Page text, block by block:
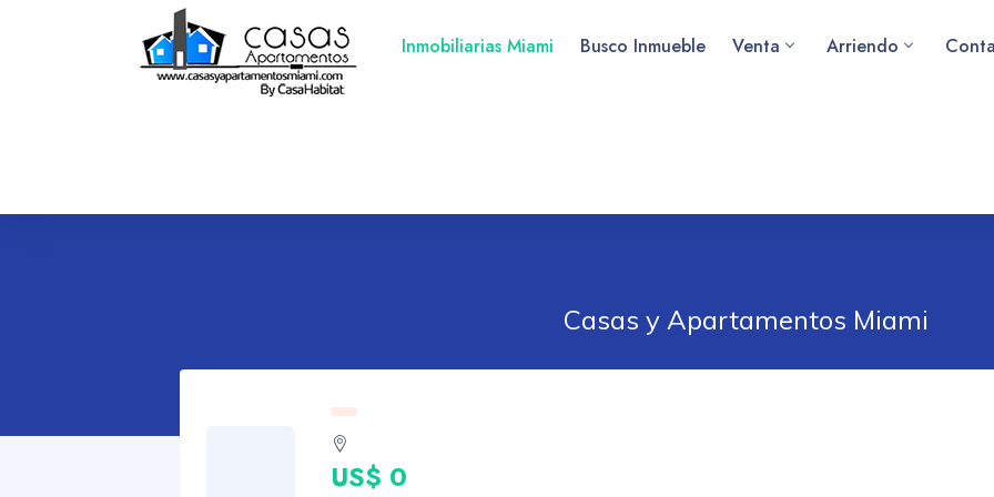
Inmobiliarias Miami Busco Inmueble Venta Arriendo
Casas y Apartamentos Miami
US$ 0